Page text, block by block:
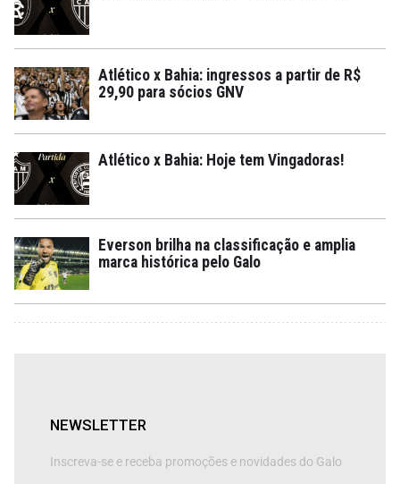
Atlético x Bahia: ingressos a partir de R$
29,90 para sócios GNV
Atlético x Bahia: Hoje tem Vingadoras!
Everson brilha na classificação e amplia
marca histórica pelo Galo
NEWSLETTER
Inscreva-se e receba promoções e novidades do Galo